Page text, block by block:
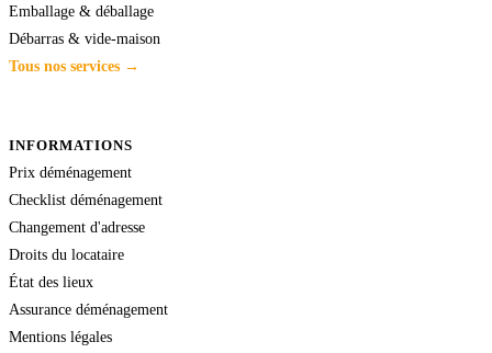
Emballage & déballage
Débarras & vide-maison
Tous nos services →
INFORMATIONS
Prix déménagement
Checklist déménagement
Changement d'adresse
Droits du locataire
État des lieux
Assurance déménagement
Mentions légales